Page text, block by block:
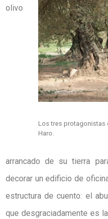
Los tres protagonistas
Haro.
olivo
arrancado de su tierra
decorar un edificio de
estructura de cuento: el
que desgraciadamente es